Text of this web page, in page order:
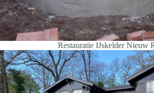
Restauratie IJskelder Nieuw